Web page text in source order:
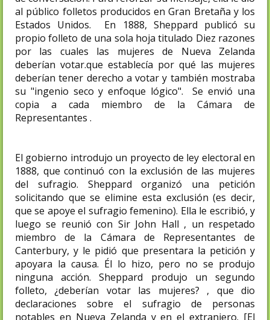
al público folletos producidos en Gran Bretaña y los
Estados Unidos. En 1888, Sheppard publicó su
propio folleto de una sola hoja titulado Diez razones
por las cuales las mujeres de Nueva Zelanda
deberían votar.que establecía por qué las mujeres
deberían tener derecho a votar y también mostraba
su "ingenio seco y enfoque lógico". Se envió una
copia a cada miembro de la Cámara de
Representantes .
El gobierno introdujo un proyecto de ley electoral en
1888, que continuó con la exclusión de las mujeres
del sufragio. Sheppard organizó una petición
solicitando que se elimine esta exclusión (es decir,
que se apoye el sufragio femenino). Ella le escribió, y
luego se reunió con Sir John Hall , un respetado
miembro de la Cámara de Representantes de
Canterbury, y le pidió que presentara la petición y
apoyara la causa. Él lo hizo, pero no se produjo
ninguna acción. Sheppard produjo un segundo
folleto, ¿deberían votar las mujeres? , que dio
declaraciones sobre el sufragio de personas
notables en Nueva Zelanda y en el extranjero. [El